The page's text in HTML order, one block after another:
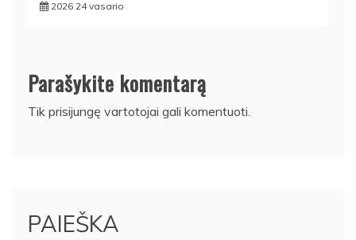
2026 24 vasario
Parašykite komentarą
Tik prisijungę vartotojai gali komentuoti.
PAIEŠKA